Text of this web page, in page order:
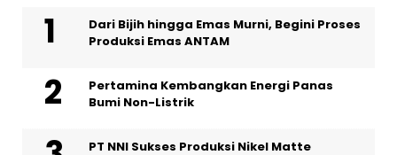
Dari Bijih hingga Emas Murni, Begini Proses
Produksi Emas ANTAM
Pertamina Kembangkan Energi Panas
Bumi Non-Listrik
PT NNI Sukses Produksi Nikel Matte